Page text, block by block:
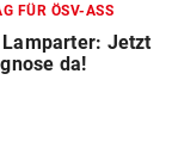
FÜR ÖSV-ASS
Jetzt
da!